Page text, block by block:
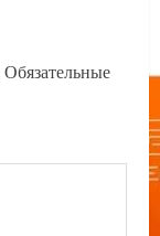
Обязательные